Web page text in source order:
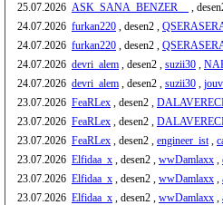
25.07.2026 ASK_SANA_BENZER__ ,
24.07.2026 furkan220 , desen2 ,
24.07.2026 furkan220 , desen2 ,
24.07.2026 devri_alem , desen2 , suzii30 ,
24.07.2026 devri_alem , desen2 , suzii30 ,
23.07.2026 FeaRLex , desen2 ,
23.07.2026 FeaRLex , desen2 ,
23.07.2026 FeaRLex , desen2 , engineer_ist,
23.07.2026 Elfidaa_x , desen2 , wwDamlaxx ,
23.07.2026 Elfidaa_x , desen2 , wwDamlaxx ,
23.07.2026 Elfidaa_x , desen2 , wwDamlaxx ,